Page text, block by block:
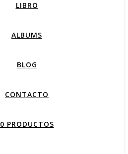
LIBRO
ALBUMS
BLOG
CONTACTO
0 PRODUCTOS